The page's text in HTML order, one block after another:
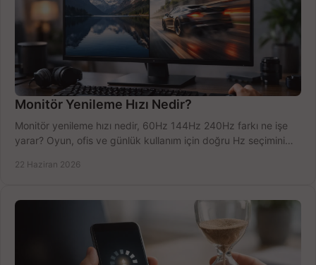
Monitör Yenileme Hızı Nedir?
Monitör yenileme hızı nedir, 60Hz 144Hz 240Hz farkı ne işe
yarar? Oyun, ofis ve günlük kullanım için doğru Hz seçimini
22 Haziran 2026